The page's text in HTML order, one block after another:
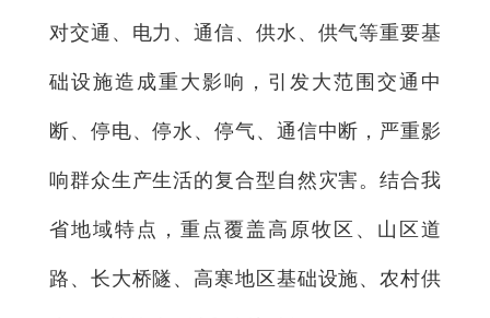
对交通、电力、通信、供水、供气等重要基
础设施造成重大影响，引发大范围交通中
断、停电、停水、停气、通信中断，严重影
响群众生产生活的复合型自然灾害。结合我
省地域特点，重点覆盖高原牧区、山区道
路、长大桥隧、高寒地区基础设施、农村供